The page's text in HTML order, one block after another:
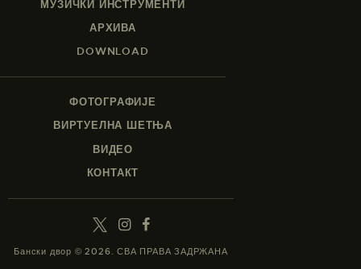
МУЗИЧКИ ИНСТРУМЕНТИ
АРХИВА
DOWNLOAD
ФОТОГРАФИЈЕ
ВИРТУЕЛНА ШЕТЊА
ВИДЕО
КОНТАКТ
Бански двор © 2026. СВА ПРАВА ЗАДРЖАНА